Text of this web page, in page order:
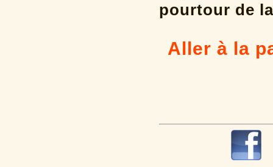
pourtour de
Aller à la